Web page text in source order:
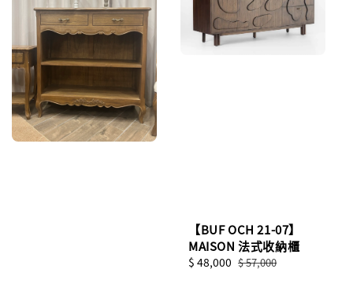
【BUF OCH 21-07】
MAISON 法式收納櫃
Sale
$ 48,000 Regular
$ 57,000